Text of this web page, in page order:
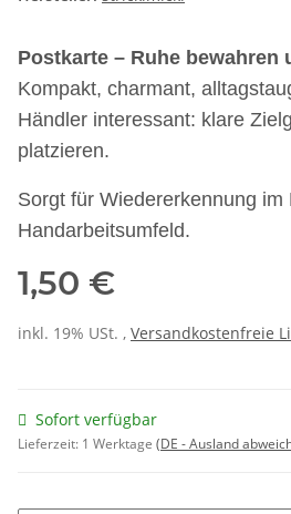
Postkarte – Ruhe bewahren
Kompakt, charmant,
Händler interessant: klare
platzieren.
Sorgt für Wiedererkennung im
Handarbeitsumfeld.
1,50 €
inkl. 19% USt. , Versandkostenfreie
Sofort verfügbar
Lieferzeit: 1 Werktage (DE - Ausland